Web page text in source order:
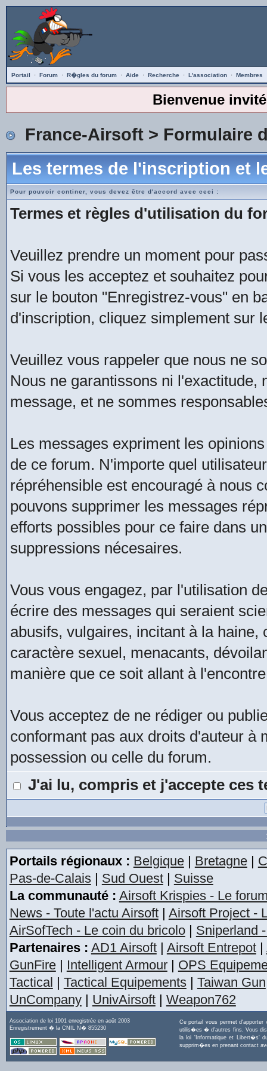
Portail · Forum · R�gles du forum · Aide · Recherche · L'association · Membres
Bienvenue invité
France-Airsoft> Formulaire
Les termes de l'inscription et
Pour pouvoir continer, vous devez être d'accord avec ceci :
Termes et règles d'utilisation du
Veuillez prendre un moment pour
Si vous les acceptez et souhaitez
sur le bouton "Enregistrez-vous" en
d'inscription, cliquez simplement sur
Veuillez vous rappeler que nous ne
Nous ne garantissons ni l'exactitude,
message, et ne sommes
Les messages expriment les
de ce forum. N'importe quel
répréhensible est encouragé à nous
pouvons supprimer les messages
efforts possibles pour ce faire dans
suppressions nécesaires.
Vous vous engagez, par l'utilisation
écrire des messages qui seraient
abusifs, vulgaires, incitant à la
caractère sexuel, menacants,
manière que ce soit allant à
Vous acceptez de ne rédiger ou
conformant pas aux droits d'auteur à
possession ou celle du forum.
J'ai lu, compris et j'accepte ces
Portails régionaux : Belgique| Bretagne|
Pas-de-Calais| Sud Ouest| Suisse
La communauté : Airsoft Krispies - Le
News - Toute l'actu Airsoft| Airsoft Project -
AirSofTech - Le coin du bricolo| Sniperland
Partenaires : AD1 Airsoft| Airsoft Entrepot|
GunFire| Intelligent Armour| OPS
Tactical | Tactical Equipements| Taiwan Gun
UnCompany| UnivAirsoft| Weapon762
Association de loi 1901 enregistrée en août 2003
Enregistrement � la CNIL N� 855230
Ce portail vous permet
utilis�es � d'autres fins. Vous
la loi 'Informatique et Libert�s'
supprim�es en prenant contact